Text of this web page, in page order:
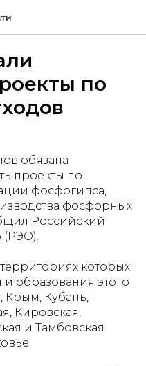
по
обязана
проекты по
фосфогипса,
фосфорных
Российский
(РЭО).
которых
и образования этого
Крым, Кубань,
Кировская,
и Тамбовская